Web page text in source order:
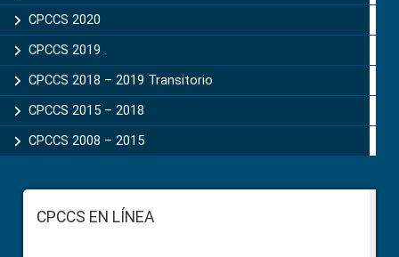
CPCCS 2020
CPCCS 2019 .
CPCCS 2018 – 2019 Transitorio
CPCCS 2015 – 2018
CPCCS 2008 – 2015
FooterCPCCS EN LÍNEA